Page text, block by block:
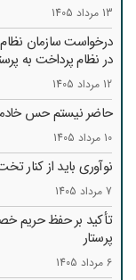
13 مرداد 1405
درخواست سازمان
در نظام پرداخت به
12 مرداد 1405
حاضر نیستم حس
10 مرداد 1405
نوآوری باید از کنار
7 مرداد 1405
تأکید بر حفظ حریم
پرستار
6 مرداد 1405